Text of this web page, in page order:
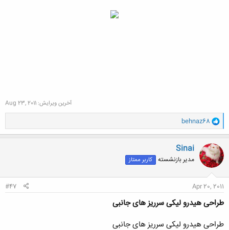
آخرین ویرایش: Aug 23, 2011
و
ا
ک
ن
ش
ه
ا
behnaz68
Sinai
مدیر بازنشسته کاربر ممتاز
Apr 20, 2011
#47
طراحی هیدرو لیکی سرریز های جانبی
طراحی هیدرو لیکی سرریز های جانبی